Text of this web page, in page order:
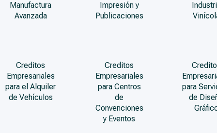
Manufactura
Avanzada
Impresión y
Publicaciones
Creditos
Empresariales
para el Alquiler
de Vehículos
Creditos
Empresariales
para Centros
de
Convenciones
y Eventos
para
de